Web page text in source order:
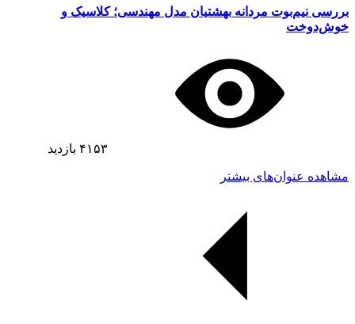
بررسی نیم‌بوت مردانه بهشتیان مدل مهندسی؛ کلاسیک و
خوش‌دوخت
۴۱۵۳ بازدید
مشاهده عنوان‌های بیشتر